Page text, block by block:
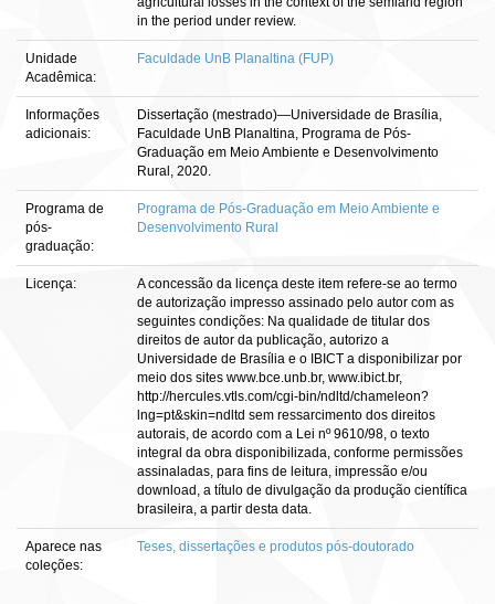
in the period under review.
Unidade
Acadêmica:
Faculdade UnB Planaltina (FUP)
Informações
adicionais:
Dissertação (mestrado)—Universidade de Brasília,
Faculdade UnB Planaltina, Programa de Pós-
Graduação em Meio Ambiente e Desenvolvimento
Rural, 2020.
Programa de
pós-
graduação:
Programa de Pós-Graduação em Meio Ambiente e
Desenvolvimento Rural
Licença:
A concessão da licença deste item refere-se ao termo
de autorização impresso assinado pelo autor com as
seguintes condições: Na qualidade de titular dos
direitos de autor da publicação, autorizo a
Universidade de Brasília e o IBICT a disponibilizar por
meio dos sites www.bce.unb.br, www.ibict.br,
http://hercules.vtls.com/cgi-bin/ndltd/chameleon?
lng=pt&skin=ndltd sem ressarcimento dos direitos
autorais, de acordo com a Lei nº 9610/98, o texto
integral da obra disponibilizada, conforme permissões
assinaladas, para fins de leitura, impressão e/ou
download, a título de divulgação da produção científica
brasileira, a partir desta data.
Aparece nas
coleções:
Teses, dissertações e produtos pós-doutorado